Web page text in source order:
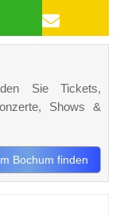
Sie Tickets,
Shows &
Bochum finden